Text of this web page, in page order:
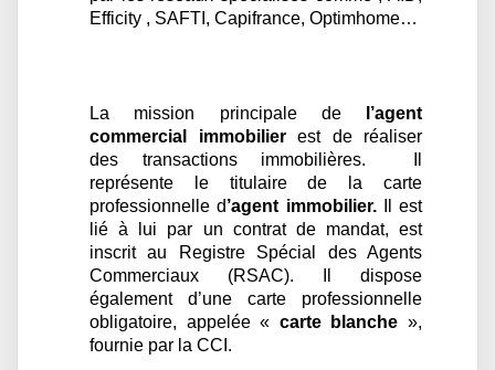
Efficity , SAFTI, Capifrance, Optimhome…
La mission principale del’agent
commercial immobilierest de réaliser
des transactions immobilières. Il
représente le titulaire de la carte
professionnelle d’agent immobilier.
Il est
lié à lui par un contrat de mandat, est
inscrit au Registre Spécial des Agents
Commerciaux (RSAC). Il dispose
également d’une carte professionnelle
obligatoire, appelée « carte blanche »,
fournie par la CCI.